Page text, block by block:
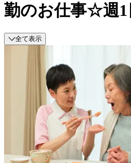
勤のお仕事☆週
全て表示